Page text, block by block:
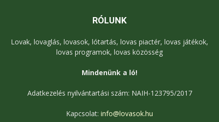
RÓLUNK
Lovak, lovaglás, lovasok, lótartás, lovas piactér, lovas játékok,
lovas programok, lovas közösség
Mindenünk a ló!
Adatkezelés nyilvántartási szám: NAIH-123795/2017
Kapcsolat: info@lovasok.hu